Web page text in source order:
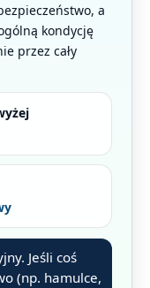
a
kondycję
przez cały
Jeśli coś
(np. hamulce,